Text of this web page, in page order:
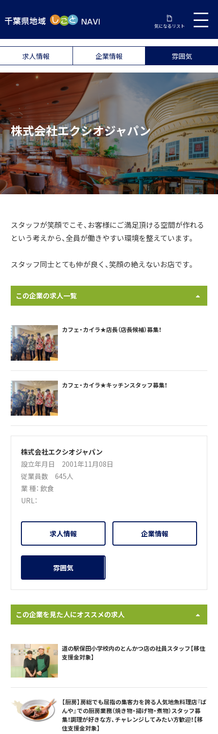
気になるリスト
求人情報 企業情報 雰囲気
株式会社エクシオジャパン
スタッフが笑顔でこそ、お客様にご満足頂ける空間が作れる
という考えから、全員が働きやすい環境を整えています。
スタッフ同士とても仲が良く、笑顔の絶えないお店です。
この企業の求人一覧
カフェ・カイラ★店長（店長候補）募集！
カフェ・カイラ★キッチンスタッフ募集！
株式会社エクシオジャパン
設立年月日 2001年11月08日
従業員数 645人
業 種：飲食
URL：
求人情報 企業情報
雰囲気
この企業を見た人にオススメの求人
道の駅保田小学校内のとんかつ店の社員スタッフ【移住
支援金対象】
【厨房】房総でも屈指の集客力を誇る人気地魚料理店『ば
んや』での厨房業務（焼き物・揚げ物・煮物）スタッフ募
集！調理が好きな方、チャレンジしてみたい方歓迎！【移
住支援金対象】